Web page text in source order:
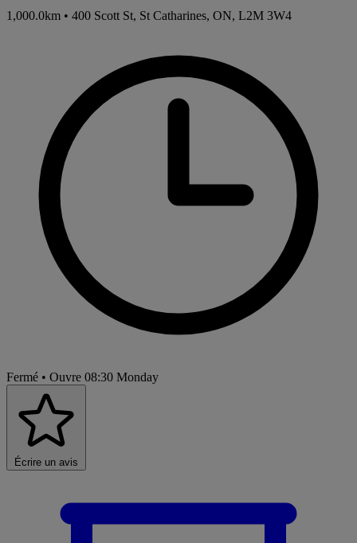
1,000.0km • 400 Scott St, St Catharines, ON, L2M 3W4
Fermé • Ouvre 08:30 Monday
Écrire un avis